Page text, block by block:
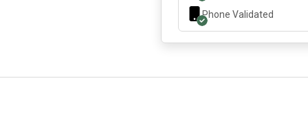
INCLUIDAS Y CON
habitación es para una sola
Phone Validated